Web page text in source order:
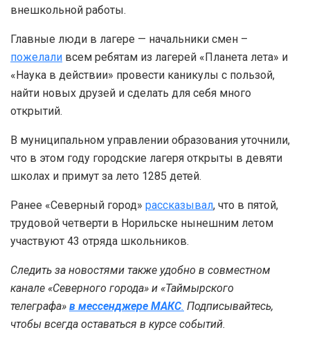
внешкольной работы.
Главные люди в лагере — начальники смен –
пожелали всем ребятам из лагерей «Планета лета» и
«Наука в действии» провести каникулы с пользой,
найти новых друзей и сделать для себя много
открытий.
В муниципальном управлении образования уточнили,
что в этом году городские лагеря открыты в девяти
школах и примут за лето 1285 детей.
Ранее «Северный город» рассказывал, что в пятой,
трудовой четверти в Норильске нынешним летом
участвуют 43 отряда школьников.
Следить за новостями также удобно в совместном
канале «Северного города» и «Таймырского
телеграфа» в мессенджере MAКС. Подписывайтесь,
чтобы всегда оставаться в курсе событий.